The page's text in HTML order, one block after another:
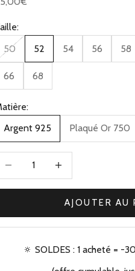
50
52 54 56 58
66 68
Argent 925
Plaqué Or 750
Diminuer la quantité
AJOUTER AU
🔅 SOLDES : 1 acheté = -